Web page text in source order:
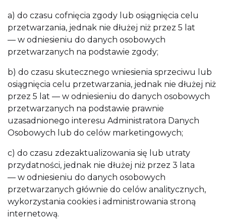
a) do czasu cofnięcia zgody lub osiągnięcia celu
przetwarzania, jednak nie dłużej niż przez 5 lat
— w odniesieniu do danych osobowych
przetwarzanych na podstawie zgody;
b) do czasu skutecznego wniesienia sprzeciwu lub
osiągnięcia celu przetwarzania, jednak nie dłużej niż
przez 5 lat — w odniesieniu do danych osobowych
przetwarzanych na podstawie prawnie
uzasadnionego interesu Administratora Danych
Osobowych lub do celów marketingowych;
c) do czasu zdezaktualizowania się lub utraty
przydatności, jednak nie dłużej niż przez 3 lata
— w odniesieniu do danych osobowych
przetwarzanych głównie do celów analitycznych,
wykorzystania cookies i administrowania stroną
internetową.